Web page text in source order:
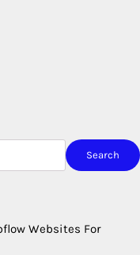
Search
Websites For